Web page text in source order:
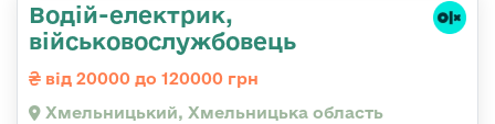
Водій-електрик,
військовослужбовець
від 20000 до 120000 грн
Хмельницький, Хмельницька область